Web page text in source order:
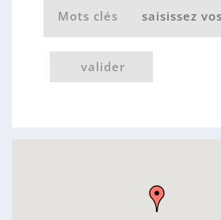
Mots clés
valider